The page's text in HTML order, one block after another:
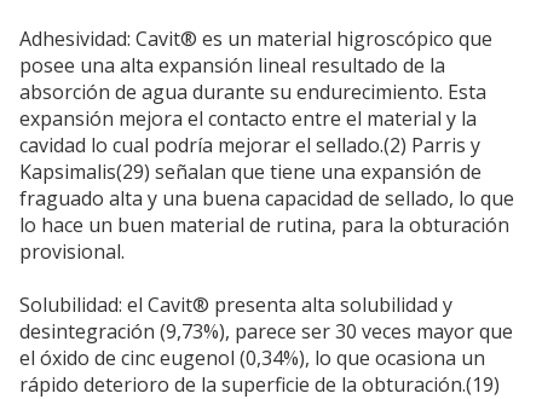
Adhesividad: Cavit® es un material higroscópico que
posee una alta expansión lineal resultado de la
absorción de agua durante su endurecimiento. Esta
expansión mejora el contacto entre el material y la
cavidad lo cual podría mejorar el sellado.(2) Parris y
Kapsimalis(29) señalan que tiene una expansión de
fraguado alta y una buena capacidad de sellado, lo que
lo hace un buen material de rutina, para la obturación
provisional.
Solubilidad: el Cavit® presenta alta solubilidad y
desintegración (9,73%), parece ser 30 veces mayor que
el óxido de cinc eugenol (0,34%), lo que ocasiona un
rápido deterioro de la superficie de la obturación.(19)